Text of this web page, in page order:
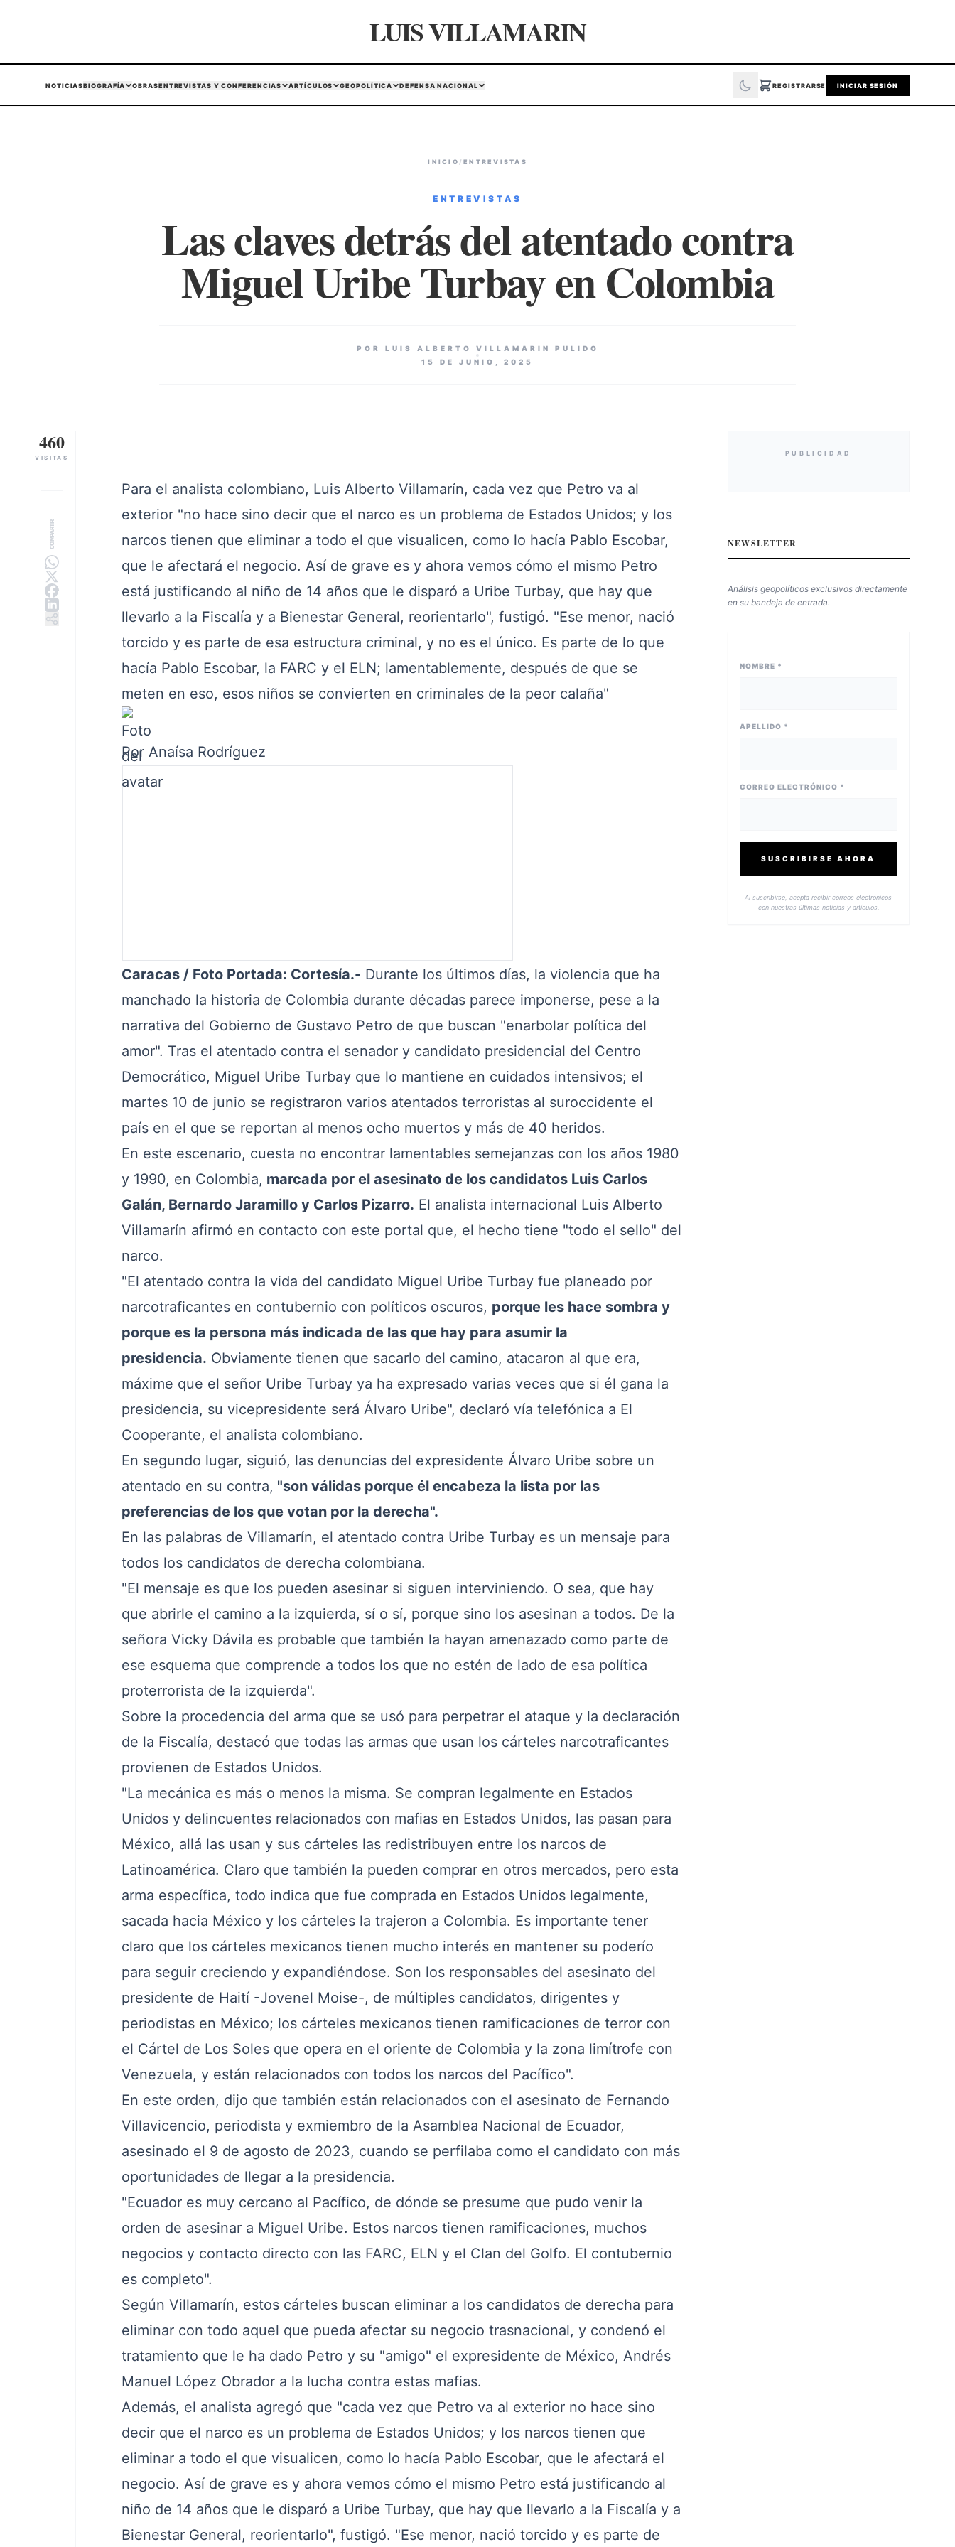
LUIS VILLAMARIN
NOTICIASBIOGRAFÍA OBRASENTREVISTAS Y CONFERENCIAS ARTÍCULOS GEOPOLÍTICA DEFENSA NACIONAL REGISTRARSE INICIAR SESIÓN
INICIO / ENTREVISTAS
ENTREVISTAS
Las claves detrás del atentado contra
Miguel Uribe Turbay en Colombia
POR LUIS ALBERTO VILLAMARIN PULIDO
15 DE JUNIO, 2025
460
VISITAS
COMPARTIR
Para el analista colombiano, Luis Alberto Villamarín, cada vez que Petro va al
exterior "no hace sino decir que el narco es un problema de Estados Unidos; y los
narcos tienen que eliminar a todo el que visualicen, como lo hacía Pablo Escobar,
que le afectará el negocio. Así de grave es y ahora vemos cómo el mismo Petro
está justificando al niño de 14 años que le disparó a Uribe Turbay, que hay que
llevarlo a la Fiscalía y a Bienestar General, reorientarlo", fustigó. "Ese menor, nació
torcido y es parte de esa estructura criminal, y no es el único. Es parte de lo que
hacía Pablo Escobar, la FARC y el ELN; lamentablemente, después de que se
meten en eso, esos niños se convierten en criminales de la peor calaña"
Por Anaísa Rodríguez
Caracas / Foto Portada: Cortesía.- Durante los últimos días, la violencia que ha
manchado la historia de Colombia durante décadas parece imponerse, pese a la
narrativa del Gobierno de Gustavo Petro de que buscan "enarbolar política del
amor". Tras el atentado contra el senador y candidato presidencial del Centro
Democrático, Miguel Uribe Turbay que lo mantiene en cuidados intensivos; el
martes 10 de junio se registraron varios atentados terroristas al suroccidente el
país en el que se reportan al menos ocho muertos y más de 40 heridos.
En este escenario, cuesta no encontrar lamentables semejanzas con los años 1980
y 1990, en Colombia, marcada por el asesinato de los candidatos Luis Carlos
Galán, Bernardo Jaramillo y Carlos Pizarro. El analista internacional Luis Alberto
Villamarín afirmó en contacto con este portal que, el hecho tiene "todo el sello" del
narco.
"El atentado contra la vida del candidato Miguel Uribe Turbay fue planeado por
narcotraficantes en contubernio con políticos oscuros, porque les hace sombra y
porque es la persona más indicada de las que hay para asumir la
presidencia. Obviamente tienen que sacarlo del camino, atacaron al que era,
máxime que el señor Uribe Turbay ya ha expresado varias veces que si él gana la
presidencia, su vicepresidente será Álvaro Uribe", declaró vía telefónica a El
Cooperante, el analista colombiano.
En segundo lugar, siguió, las denuncias del expresidente Álvaro Uribe sobre un
atentado en su contra, "son válidas porque él encabeza la lista por las
preferencias de los que votan por la derecha".
En las palabras de Villamarín, el atentado contra Uribe Turbay es un mensaje para
todos los candidatos de derecha colombiana.
"El mensaje es que los pueden asesinar si siguen interviniendo. O sea, que hay
que abrirle el camino a la izquierda, sí o sí, porque sino los asesinan a todos. De la
señora Vicky Dávila es probable que también la hayan amenazado como parte de
ese esquema que comprende a todos los que no estén de lado de esa política
proterrorista de la izquierda".
Sobre la procedencia del arma que se usó para perpetrar el ataque y la declaración
de la Fiscalía, destacó que todas las armas que usan los cárteles narcotraficantes
provienen de Estados Unidos.
"La mecánica es más o menos la misma. Se compran legalmente en Estados
Unidos y delincuentes relacionados con mafias en Estados Unidos, las pasan para
México, allá las usan y sus cárteles las redistribuyen entre los narcos de
Latinoamérica. Claro que también la pueden comprar en otros mercados, pero esta
arma específica, todo indica que fue comprada en Estados Unidos legalmente,
sacada hacia México y los cárteles la trajeron a Colombia. Es importante tener
claro que los cárteles mexicanos tienen mucho interés en mantener su poderío
para seguir creciendo y expandiéndose. Son los responsables del asesinato del
presidente de Haití -Jovenel Moise-, de múltiples candidatos, dirigentes y
periodistas en México; los cárteles mexicanos tienen ramificaciones de terror con
el Cártel de Los Soles que opera en el oriente de Colombia y la zona limítrofe con
Venezuela, y están relacionados con todos los narcos del Pacífico".
En este orden, dijo que también están relacionados con el asesinato de Fernando
Villavicencio, periodista y exmiembro de la Asamblea Nacional de Ecuador,
asesinado el 9 de agosto de 2023, cuando se perfilaba como el candidato con más
oportunidades de llegar a la presidencia.
"Ecuador es muy cercano al Pacífico, de dónde se presume que pudo venir la
orden de asesinar a Miguel Uribe. Estos narcos tienen ramificaciones, muchos
negocios y contacto directo con las FARC, ELN y el Clan del Golfo. El contubernio
es completo".
Según Villamarín, estos cárteles buscan eliminar a los candidatos de derecha para
eliminar con todo aquel que pueda afectar su negocio trasnacional, y condenó el
tratamiento que le ha dado Petro y su "amigo" el expresidente de México, Andrés
Manuel López Obrador a la lucha contra estas mafias.
Además, el analista agregó que "cada vez que Petro va al exterior no hace sino
decir que el narco es un problema de Estados Unidos; y los narcos tienen que
eliminar a todo el que visualicen, como lo hacía Pablo Escobar, que le afectará el
negocio. Así de grave es y ahora vemos cómo el mismo Petro está justificando al
niño de 14 años que le disparó a Uribe Turbay, que hay que llevarlo a la Fiscalía y a
Bienestar General, reorientarlo", fustigó. "Ese menor, nació torcido y es parte de
PUBLICIDAD
NEWSLETTER
Análisis geopolíticos exclusivos directamente
en su bandeja de entrada.
NOMBRE *
APELLIDO *
CORREO ELECTRÓNICO *
SUSCRIBIRSE AHORA
Al suscribirse, acepta recibir correos electrónicos
con nuestras últimas noticias y artículos.